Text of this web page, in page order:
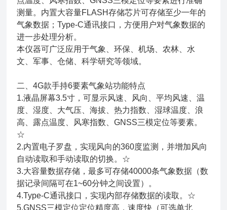
测量。内置大容量FLASH存储芯片可存储至少一年的
气象数据；Type-C通讯接口，方便用户对气象数据的
进一步处理分析。
本仪器可广泛应用于气象、环保、机场、农林、水
文、军事、仓储、科学研究等领域。
二、4G款手持6要素气象站功能特点
1.液晶屏幕3.5寸，可显示风速、风向、平均风速、温
度、湿度、大气压、海拔、热力指数、湿球温度、浪
高、露点温度、风寒指数、GNSS三模定位等要素。
☆
2.内置电子罗盘，实现风向的360度监测，并增加风向
自动读取和手动读取的切换。☆
3.大容量数据存储，最多可存储40000条气象数据（数
据记录间隔可在1~60分钟之间设置）。
4.Type-C通讯接口，实现内部存储数据的读取。☆
5.GNSS三模定位定位精度高，速度快（可选单北